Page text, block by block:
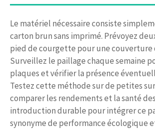
Le matériel nécessaire consiste
carton brun sans imprimé. Prévoyez
pied de courgette pour une couverture
Surveillez le paillage chaque semaine
plaques et vérifier la présence
Testez cette méthode sur de petites
comparer les rendements et la santé
introduction durable pour intégrer ce
synonyme de performance écologique